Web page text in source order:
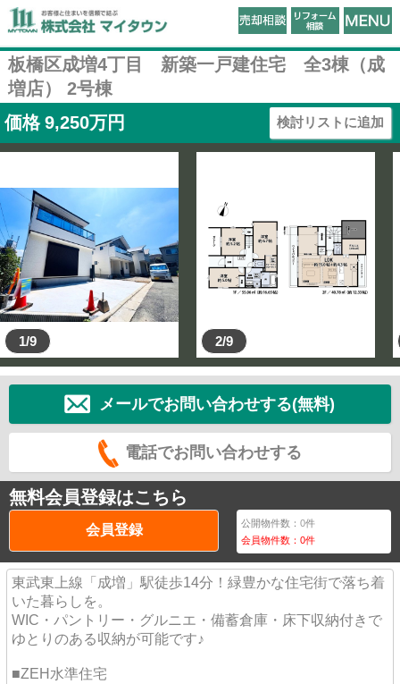
板橋区成増4丁目 新築一戸建住宅 全3棟（成
増店） 2号棟
価格 9,250万円 検討リストに追加
1/9 2/9
メールでお問い合わせする(無料)
電話でお問い合わせする
無料会員登録はこちら
会員登録 公開物件数：0件
会員物件数：0件
東武東上線「成増」駅徒歩14分！緑豊かな住宅街で落ち着
いた暮らしを。
WIC・パントリー・グルニエ・備蓄倉庫・床下収納付きで
ゆとりのある収納が可能です♪
■ZEH水準住宅